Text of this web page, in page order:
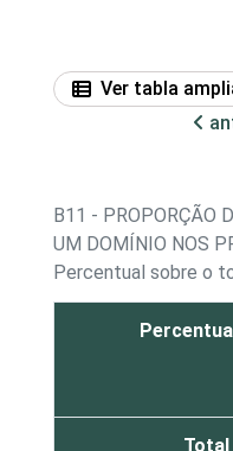
Ver tabla
B11 - PROPORÇÃO
UM DOMÍNIO NOS
Percentual sobre o
Total